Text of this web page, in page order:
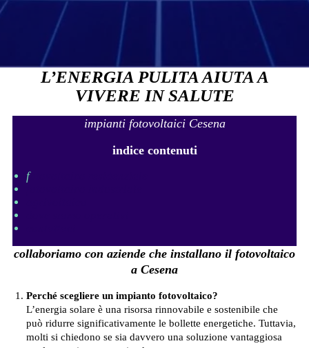
L’ENERGIA PULITA AIUTA A
VIVERE IN SALUTE
impianti fotovoltaici Cesena
indice contenuti
fotovoltaico residenziale
collaboriamo con aziende che installano il fotovoltaico
a Cesena
Perché scegliere un impianto fotovoltaico?
L’energia solare è una risorsa rinnovabile e sostenibile che
può ridurre significativamente le bollette energetiche. Tuttavia,
molti si chiedono se sia davvero una soluzione vantaggiosa